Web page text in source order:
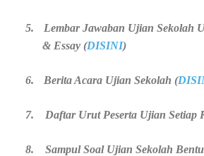
5.
Lembar Jawaban Ujian Sekolah
& Essay (DISINI)
6. Berita Acara Ujian Sekolah (
7. Daftar Urut Peserta Ujian Setiap
8. Sampul Soal Ujian Sekolah